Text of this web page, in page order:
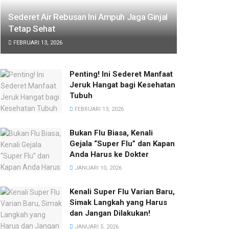
Sederet Air Rebusan Ini Ampuh Jaga Ginjal
Tetap Sehat
FEBRUARI 13, 2026
Penting! Ini Sederet Manfaat
Jeruk Hangat bagi Kesehatan
Tubuh
FEBRUARI 13, 2026
Bukan Flu Biasa, Kenali
Gejala “Super Flu” dan Kapan
Anda Harus ke Dokter
JANUARI 10, 2026
Kenali Super Flu Varian Baru,
Simak Langkah yang Harus
dan Jangan Dilakukan!
JANUARI 5, 2026